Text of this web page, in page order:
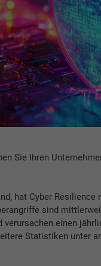
Sie Ihren
hat Cyber
sind
einen
Statistiken unter